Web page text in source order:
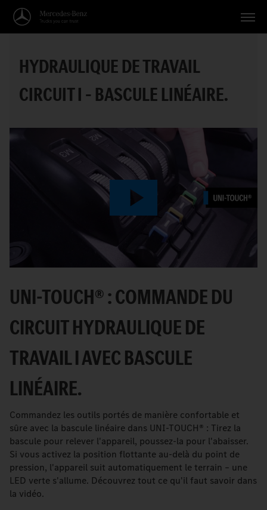
Applications
Thèmes
Service
Recherche
HYDRAULIQUE DE TRAVAIL
CIRCUIT I – BASCULE LINÉAIRE.
Play
Video
UNI-TOUCH® : COMMANDE DU
CIRCUIT HYDRAULIQUE DE
TRAVAIL I AVEC BASCULE
LINÉAIRE.
Commandez les outils portés de manière confortable et
sûre avec la bascule linéaire dans UNI-TOUCH® : Tirez la
bascule pour relever l'appareil, poussez-la pour l'abaisser.
Si vous activez la position flottante au-delà du point de
pression, l'appareil suit automatiquement le terrain – une
LED verte s'allume. Découvrez tout ce qu'il faut savoir dans
la vidéo.